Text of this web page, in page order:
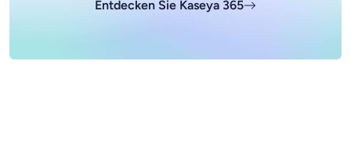
Entdecken Sie Kaseya 365